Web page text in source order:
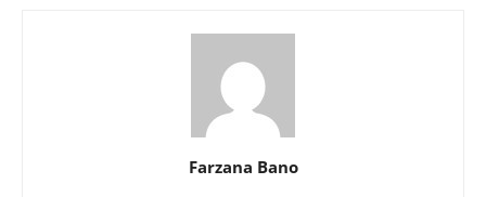
Farzana Bano